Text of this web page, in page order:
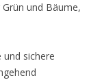
und Bäume,
und sichere